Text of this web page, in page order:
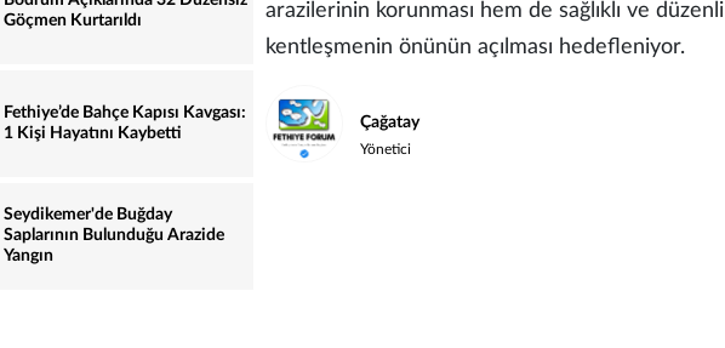
Göçmen Kurtarıldı
Fethiye’de Bahçe Kapısı Kavgası:
1 Kişi Hayatını Kaybetti
Seydikemer'de Buğday
Saplarının Bulunduğu Arazide
Yangın
arazilerinin korunması hem de sağlıklı ve düzenli
kentleşmenin önünün açılması hedefleniyor.
Çağatay
Yönetici